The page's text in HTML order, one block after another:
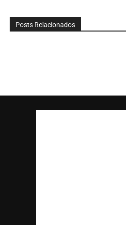
Posts Relacionados